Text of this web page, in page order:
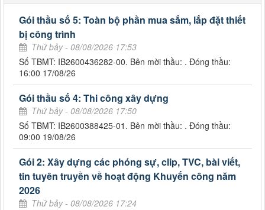
Gói thầu số 5: Toàn bộ phần mua sắm, lắp đặt thiết
bị công trình
Thứ bảy - 08/08/2026 17:53
Số TBMT: IB2600436282-00. Bên mời thầu: . Đóng thầu:
16:00 17/08/26
Gói thầu số 4: Thi công xây dựng
Thứ bảy - 08/08/2026 17:50
Số TBMT: IB2600388425-01. Bên mời thầu: . Đóng thầu:
09:00 19/08/26
Gói 2: Xây dựng các phóng sự, clip, TVC, bài viết,
tin tuyên truyền về hoạt động Khuyến công năm
2026
Thứ bảy - 08/08/2026 17:24